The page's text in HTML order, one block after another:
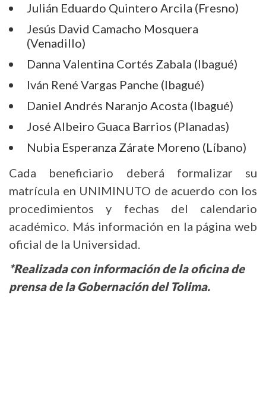
Julián Eduardo Quintero Arcila (Fresno)
Jesús David Camacho Mosquera
(Venadillo)
Danna Valentina Cortés Zabala (Ibagué)
Iván René Vargas Panche (Ibagué)
Daniel Andrés Naranjo Acosta (Ibagué)
José Albeiro Guaca Barrios (Planadas)
Nubia Esperanza Zárate Moreno (Líbano)
Cada beneficiario deberá formalizar su
matrícula en UNIMINUTO de acuerdo con los
procedimientos y fechas del calendario
académico. Más información en la página web
oficial de la Universidad.
*Realizada con información de la oficina de
prensa de la Gobernación del Tolima.